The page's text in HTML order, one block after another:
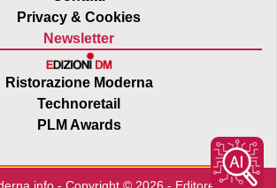
Privacy & Cookies
Newsletter
Ristorazione Moderna
Technoretail
PLM Awards